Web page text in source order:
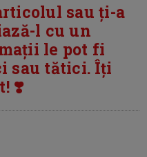
sau ți-a
l cu un
le pot fi
sau tătici. Îți
❣️